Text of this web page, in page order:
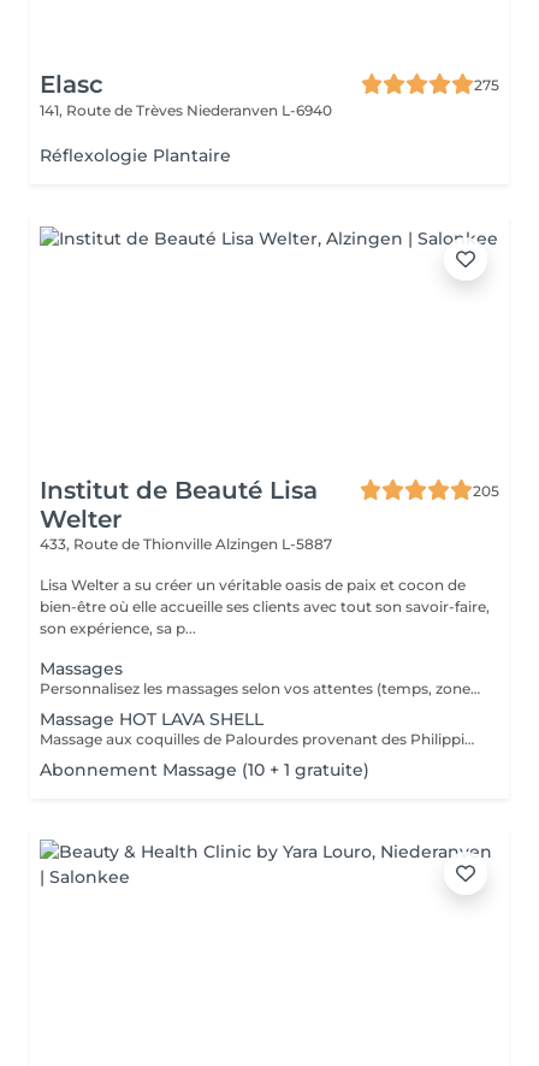
Elasc
275
141, Route de Trèves Niederanven L-6940
Réflexologie Plantaire
Institut de Beauté Lisa
Welter
205
433, Route de Thionville Alzingen L-5887
Lisa Welter a su créer un véritable oasis de paix et cocon de
bien-être où elle accueille ses clients avec tout son savoir-faire,
son expérience, sa p...
Massages
Personnalisez les massages selon vos attentes (temps, zone, intensité) et choisissez votre arôme YON-KA pour trouver un moment de détente dédié qu'à vous-mêmes
Massage HOT LAVA SHELL
Massage aux coquilles de Palourdes provenant des Philippines. Oubliez l'âge de pierre...vous allez ressentir les bienfaits d'un massage aux pierres chaudes aux avantages des coquilles: - Temps d'utilisation 10 à 12 fois plus longue pour 100% de contact avec le client (pas d'échange de pierres, transmission de chaleur continue, pas de risque de brûlures pour une relaxation maximale
Abonnement Massage (10 + 1 gratuite)